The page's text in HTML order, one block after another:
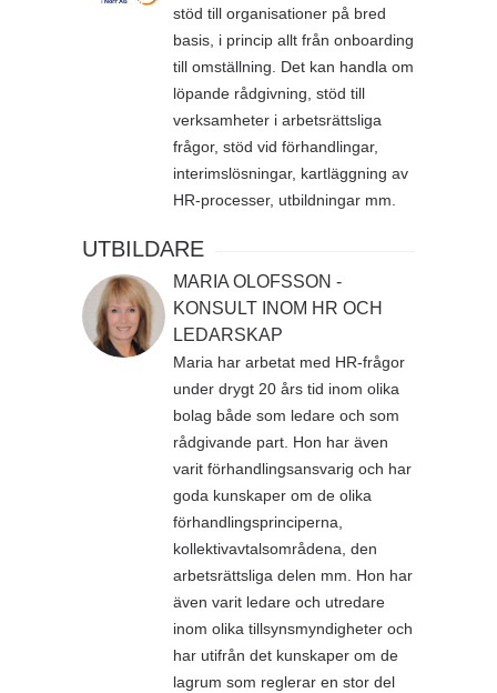
stöd till organisationer på bred
basis, i princip allt från onboarding
till omställning. Det kan handla om
löpande rådgivning, stöd till
verksamheter i arbetsrättsliga
frågor, stöd vid förhandlingar,
interimslösningar, kartläggning av
HR-processer, utbildningar mm.
UTBILDARE
MARIA OLOFSSON -
KONSULT INOM HR OCH
LEDARSKAP
Maria har arbetat med HR-frågor
under drygt 20 års tid inom olika
bolag både som ledare och som
rådgivande part. Hon har även
varit förhandlingsansvarig och har
goda kunskaper om de olika
förhandlingsprinciperna,
kollektivavtalsområdena, den
arbetsrättsliga delen mm. Hon har
även varit ledare och utredare
inom olika tillsynsmyndigheter och
har utifrån det kunskaper om de
lagrum som reglerar en stor del